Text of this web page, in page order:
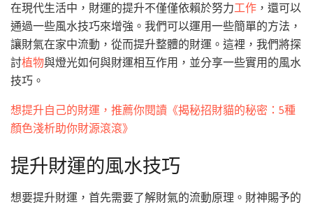
在現代生活中，財運的提升不僅僅依賴於努力工作 ，還可以
通過一些風水技巧來增強。我們可以運用一些簡單的方法，
讓財氣在家中流動，從而提升整體的財運。這裡，我們將探
討植物與燈光如何與財運相互作用，並分享一些實用的風水
技巧。
想提升自己的財運，推薦你閱讀《揭秘招財貓的秘密：5種
顏色淺析助你財源滾滾》
提升財運的風水技巧
想要提升財運，首先需要了解財氣的流動原理。財神賜予的